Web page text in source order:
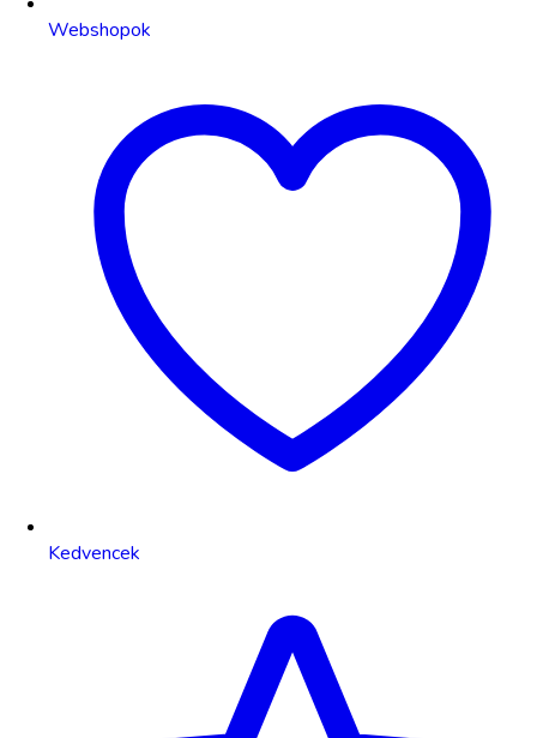
Webshopok
Kedvencek